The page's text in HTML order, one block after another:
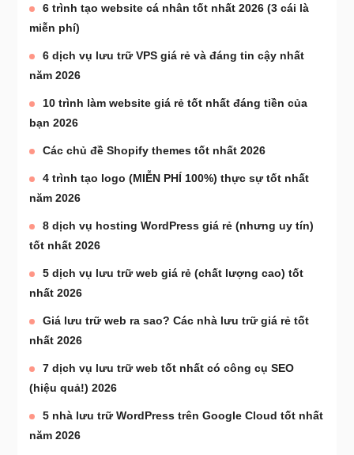
6 trình tạo website cá nhân tốt nhất 2026 (3 cái là
miễn phí)
6 dịch vụ lưu trữ VPS giá rẻ và đáng tin cậy nhất
năm 2026
10 trình làm website giá rẻ tốt nhất đáng tiền của
bạn 2026
Các chủ đề Shopify themes tốt nhất 2026
4 trình tạo logo (MIỄN PHÍ 100%) thực sự tốt nhất
năm 2026
8 dịch vụ hosting WordPress giá rẻ (nhưng uy tín)
tốt nhất 2026
5 dịch vụ lưu trữ web giá rẻ (chất lượng cao) tốt
nhất 2026
Giá lưu trữ web ra sao? Các nhà lưu trữ giá rẻ tốt
nhất 2026
7 dịch vụ lưu trữ web tốt nhất có công cụ SEO
(hiệu quả!) 2026
5 nhà lưu trữ WordPress trên Google Cloud tốt nhất
năm 2026